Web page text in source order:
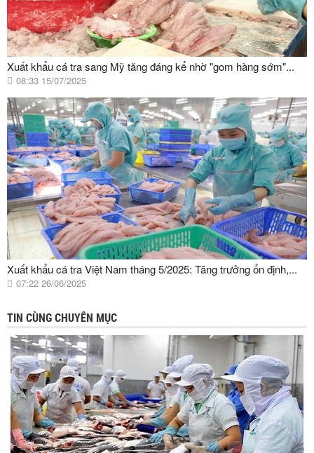
Xuất khẩu cá tra sang Mỹ tăng đáng kể nhờ "gom hàng sớm"...
08:33 15/07/2025
Xuất khẩu cá tra Việt Nam tháng 5/2025: Tăng trưởng ổn định,...
07:22 26/06/2025
TIN CÙNG CHUYÊN MỤC